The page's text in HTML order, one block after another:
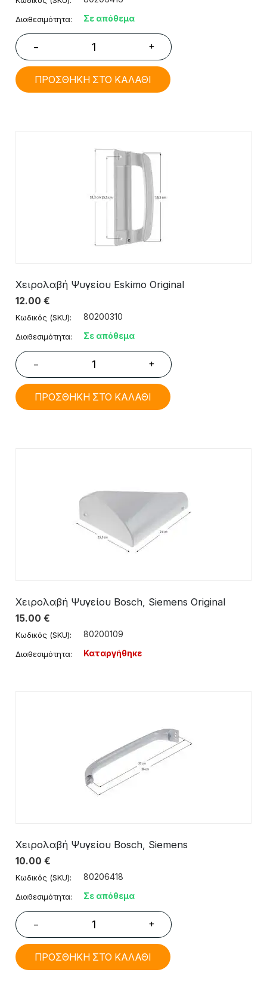
Διαθεσιμότητα: Σε απόθεμα
− +
ΠΡΟΣΘΗΚΗ ΣΤΟ ΚΑΛΑΘΙ
Χειρολαβή Ψυγείου Eskimo Original
12.00 €
Κωδικός (SKU): 80200310
Διαθεσιμότητα: Σε απόθεμα
− +
ΠΡΟΣΘΗΚΗ ΣΤΟ ΚΑΛΑΘΙ
Χειρολαβή Ψυγείου Bosch, Siemens Original
15.00 €
Κωδικός (SKU): 80200109
Διαθεσιμότητα: Καταργήθηκε
Χειρολαβή Ψυγείου Bosch, Siemens
10.00 €
Κωδικός (SKU): 80206418
Διαθεσιμότητα: Σε απόθεμα
− +
ΠΡΟΣΘΗΚΗ ΣΤΟ ΚΑΛΑΘΙ